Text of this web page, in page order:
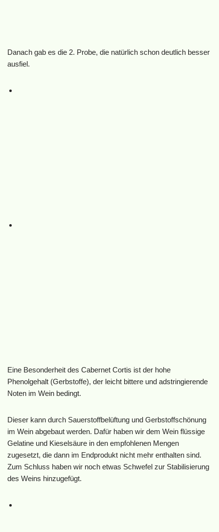
Danach gab es die 2. Probe, die natürlich schon deutlich besser
ausfiel.
Eine Besonderheit des Cabernet Cortis ist der hohe
Phenolgehalt (Gerbstoffe), der leicht bittere und adstringierende
Noten im Wein bedingt.
Dieser kann durch Sauerstoffbelüftung und Gerbstoffschönung
im Wein abgebaut werden. Dafür haben wir dem Wein flüssige
Gelatine und Kieselsäure in den empfohlenen Mengen
zugesetzt, die dann im Endprodukt nicht mehr enthalten sind.
Zum Schluss haben wir noch etwas Schwefel zur Stabilisierung
des Weins hinzugefügt.